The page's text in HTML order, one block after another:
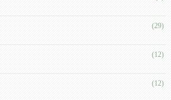
(29)
(12)
(12)